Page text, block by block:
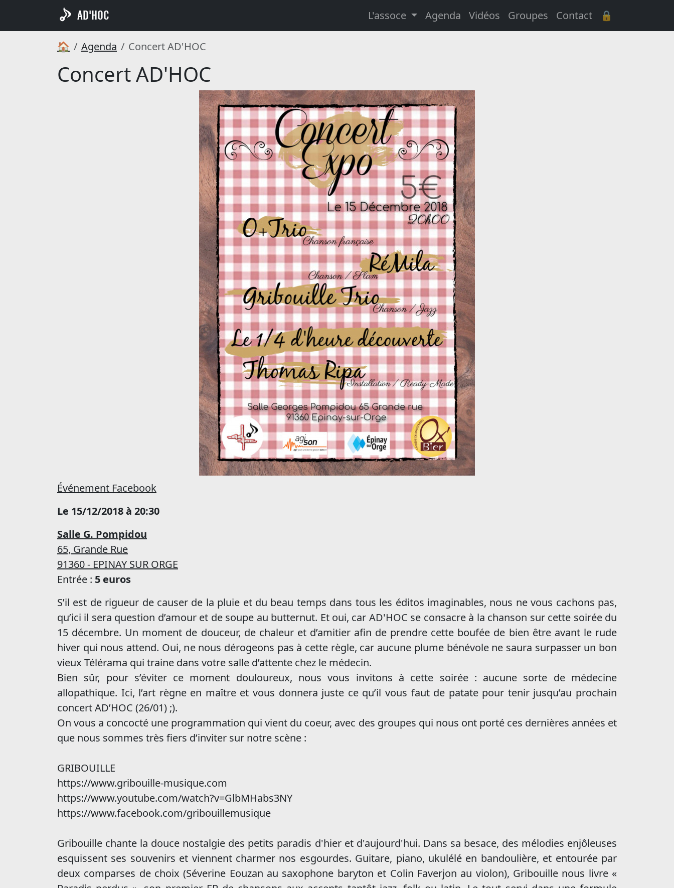
AD'HOC L'assoce Agenda Vidéos Groupes Contact 🔒
🏠 Agenda Concert AD'HOC
Concert AD'HOC
Événement Facebook
Le 15/12/2018 à 20:30
Salle G. Pompidou
65, Grande Rue
91360 - EPINAY SUR ORGE
Entrée : 5 euros
S’il est de rigueur de causer de la pluie et du beau temps dans tous les éditos imaginables, nous ne vous cachons pas,
qu’ici il sera question d’amour et de soupe au butternut. Et oui, car AD'HOC se consacre à la chanson sur cette soirée du
15 décembre. Un moment de douceur, de chaleur et d’amitier afin de prendre cette boufée de bien être avant le rude
hiver qui nous attend. Oui, ne nous dérogeons pas à cette règle, car aucune plume bénévole ne saura surpasser un bon
vieux Télérama qui traine dans votre salle d’attente chez le médecin.
Bien sûr, pour s’éviter ce moment douloureux, nous vous invitons à cette soirée : aucune sorte de médecine
allopathique. Ici, l’art règne en maître et vous donnera juste ce qu’il vous faut de patate pour tenir jusqu’au prochain
concert AD’HOC (26/01) ;).
On vous a concocté une programmation qui vient du coeur, avec des groupes qui nous ont porté ces dernières années et
que nous sommes très fiers d’inviter sur notre scène :
GRIBOUILLE
https://www.gribouille-musique.com
https://www.youtube.com/watch?v=GlbMHabs3NY
https://www.facebook.com/gribouillemusique
Gribouille chante la douce nostalgie des petits paradis d'hier et d'aujourd'hui. Dans sa besace, des mélodies enjôleuses
esquissent ses souvenirs et viennent charmer nos esgourdes. Guitare, piano, ukulélé en bandoulière, et entourée par
deux comparses de choix (Séverine Eouzan au saxophone baryton et Colin Faverjon au violon), Gribouille nous livre «